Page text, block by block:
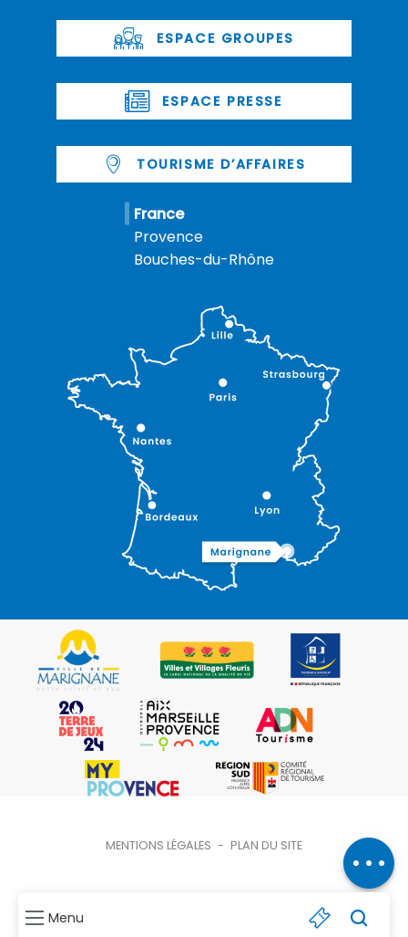
Menu
par email
ESPACE GROUPES
ESPACE PRESSE
TOURISME D’AFFAIRES
France
Provence
Bouches-du-Rhône
MENTIONS LÉGALES - PLAN DU SITE